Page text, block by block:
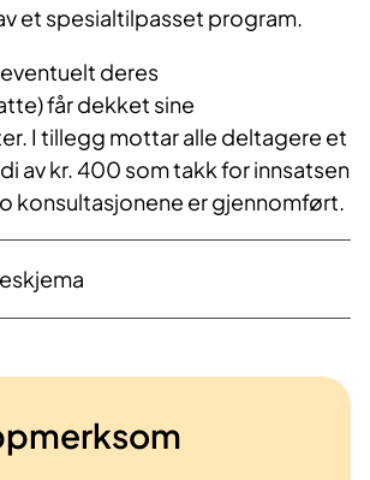
et spesialtilpasset program.
deres
får dekket sine
I tillegg mottar alle deltagere et
av kr. 400 som takk for innsatsen
konsultasjonene er gjennomført.